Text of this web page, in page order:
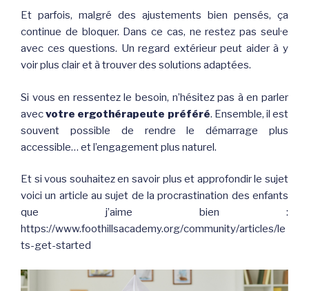
Et parfois, malgré des ajustements bien pensés, ça
continue de bloquer. Dans ce cas, ne restez pas seul·e
avec ces questions. Un regard extérieur peut aider à y
voir plus clair et à trouver des solutions adaptées.
Si vous en ressentez le besoin, n’hésitez pas à en parler
avecvotre ergothérapeute préféré. Ensemble, il est
souvent possible de rendre le démarrage plus
accessible… et l’engagement plus naturel.
Et si vous souhaitez en savoir plus et approfondir le sujet
voici un article au sujet de la procrastination des enfants
que j’aime bien :
https://www.foothillsacademy.org/community/articles/le
ts-get-started